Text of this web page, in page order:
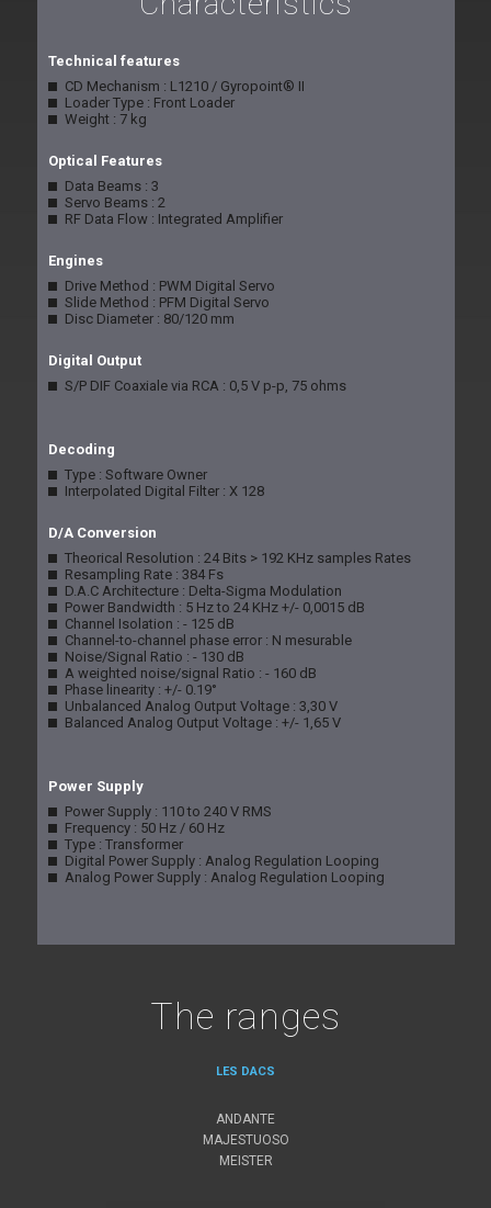
Technical features
CD Mechanism : L1210 / Gyropoint® II
Loader Type : Front Loader
Weight : 7 kg
Optical Features
Data Beams : 3
Servo Beams : 2
RF Data Flow : Integrated Amplifier
Engines
Drive Method : PWM Digital Servo
Slide Method : PFM Digital Servo
Disc Diameter : 80/120 mm
Digital Output
S/P DIF Coaxiale via RCA : 0,5 V p-p, 75 ohms
Decoding
Type : Software Owner
Interpolated Digital Filter : X 128
D/A Conversion
Theorical Resolution : 24 Bits > 192 KHz samples Rates
Resampling Rate : 384 Fs
D.A.C Architecture : Delta-Sigma Modulation
Power Bandwidth : 5 Hz to 24 KHz +/- 0,0015 dB
Channel Isolation : - 125 dB
Channel-to-channel phase error : N mesurable
Noise/Signal Ratio : - 130 dB
A weighted noise/signal Ratio : - 160 dB
Phase linearity : +/- 0.19°
Unbalanced Analog Output Voltage : 3,30 V
Balanced Analog Output Voltage : +/- 1,65 V
Power Supply
Power Supply : 110 to 240 V RMS
Frequency : 50 Hz / 60 Hz
Type : Transformer
Digital Power Supply : Analog Regulation Looping
Analog Power Supply : Analog Regulation Looping
The ranges
LES DACS
ANDANTE
MAJESTUOSO
MEISTER